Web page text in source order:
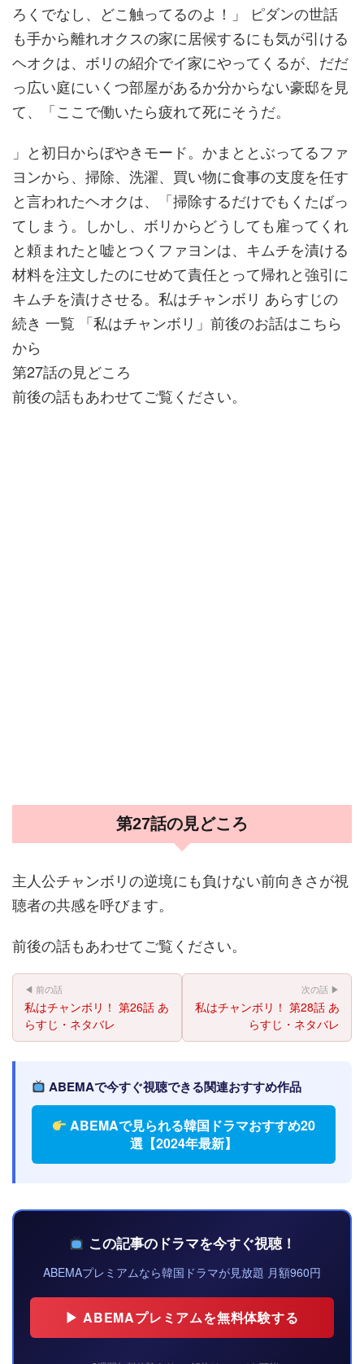
ろくでなし、どこ触ってるのよ！」 ピダンの世話
も手から離れオクスの家に居候するにも気が引ける
ヘオクは、ボリの紹介でイ家にやってくるが、だだ
っ広い庭にいくつ部屋があるか分からない豪邸を見
て、「ここで働いたら疲れて死にそうだ。
」と初日からぼやきモード。かまととぶってるファ
ヨンから、掃除、洗濯、買い物に食事の支度を任す
と言われたヘオクは、「掃除するだけでもくたばっ
てしまう。しかし、ボリからどうしても雇ってくれ
と頼まれたと嘘とつくファヨンは、キムチを漬ける
材料を注文したのにせめて責任とって帰れと強引に
キムチを漬けさせる。私はチャンボリ あらすじの
続き 一覧 「私はチャンボリ」前後のお話はこちら
から
第27話の見どころ
前後の話もあわせてご覧ください。
第27話の見どころ
主人公チャンボリの逆境にも負けない前向きさが視
聴者の共感を呼びます。
前後の話もあわせてご覧ください。
◀ 前の話
私はチャンボリ！ 第26話 あ
らすじ・ネタバレ
次の話 ▶
私はチャンボリ！ 第28話 あ
らすじ・ネタバレ
ABEMAで今すぐ視聴できる関連おすすめ作品
ABEMAで見られる韓国ドラマおすすめ20
選【2024年最新】
この記事のドラマを今すぐ視聴！
ABEMAプレミアムなら韓国ドラマが見放題 月額960円
▶ ABEMAプレミアムを無料体験する